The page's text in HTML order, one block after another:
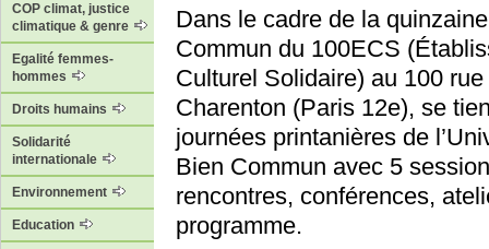
COP climat, justice
climatique & genre
Egalité femmes-
hommes
Droits humains
Solidarité
internationale
Environnement
Education
Dans le cadre de la
Commun du 100ECS
Culturel Solidaire) au 100 rue
Charenton (Paris 12e), se
journées printanières de
Bien Commun avec 5
rencontres, conférences,
programme.